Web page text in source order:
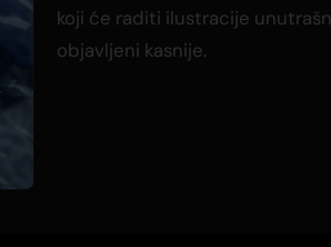
koji će raditi ilustracije
objavljeni kasnije.